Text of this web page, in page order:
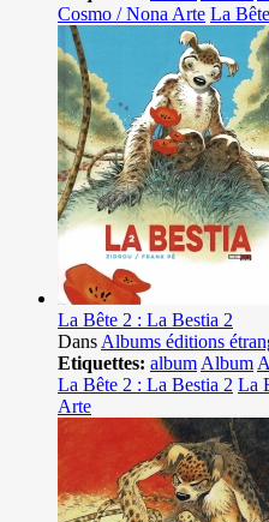
Cosmo / Nona Arte La
La Bête 2 : La Bestia 2
Dans Albums éditions
Etiquettes: album Album
La Bête 2 : La Bestia 2 La
Arte